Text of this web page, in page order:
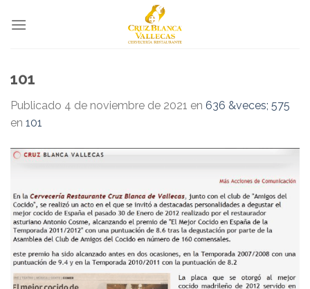
101
Publicado 4 de noviembre de 2021 en 636 &veces; 575
en 101